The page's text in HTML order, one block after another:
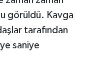
görüldü. Kavga
tarafından
saniye